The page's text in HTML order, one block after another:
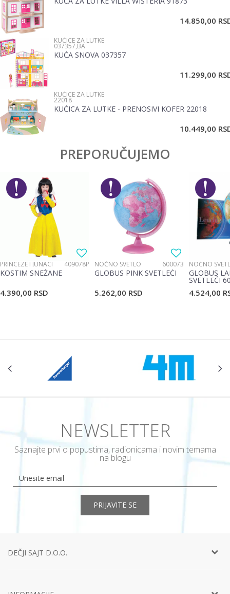
Email
Poruka
14.850,00
KUĆICE ZA LUTKE
037357,BA
KUĆA SNOVA 037357
11.299,00
KUĆICE ZA LUTKE
22018
KUĆICA ZA LUTKE - PRENOSIVI KOFER 22018
10.449,00
PREPORUČUJEMO
PRINCEZE I JUNACI 409078P
KOSTIM SNEŽANE
4.390,00 RSD
NOĆNO SVETLO 600073
GLOBUS PINK SVETLEĆI
5.262,00 RSD
NOĆNO
GLOBUS
SVETLEĆI
4.524,00
NEWSLETTER
Saznajte prvi o popustima, radionicama i novim temama
na blogu
PRIJAVITE SE
DEČJI SAJT D.O.O.